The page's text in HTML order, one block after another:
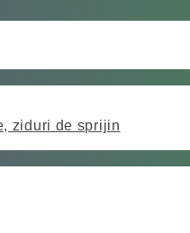
ziduri de sprijin